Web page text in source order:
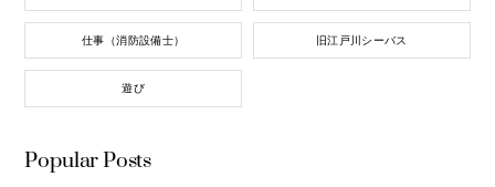
仕事（消防設備士） 旧江戸川シーバス
遊び
Popular Posts